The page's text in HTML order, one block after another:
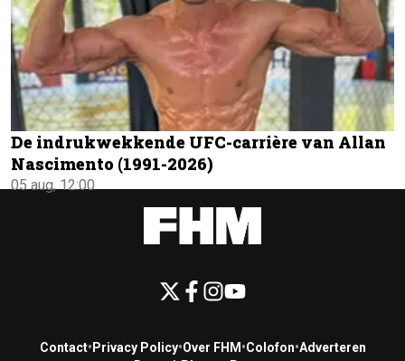
De indrukwekkende UFC-carrière van Allan
Nascimento (1991-2026)
05 aug, 12:00
Contact• Privacy Policy•Over FHM •Colofon•Adverteren